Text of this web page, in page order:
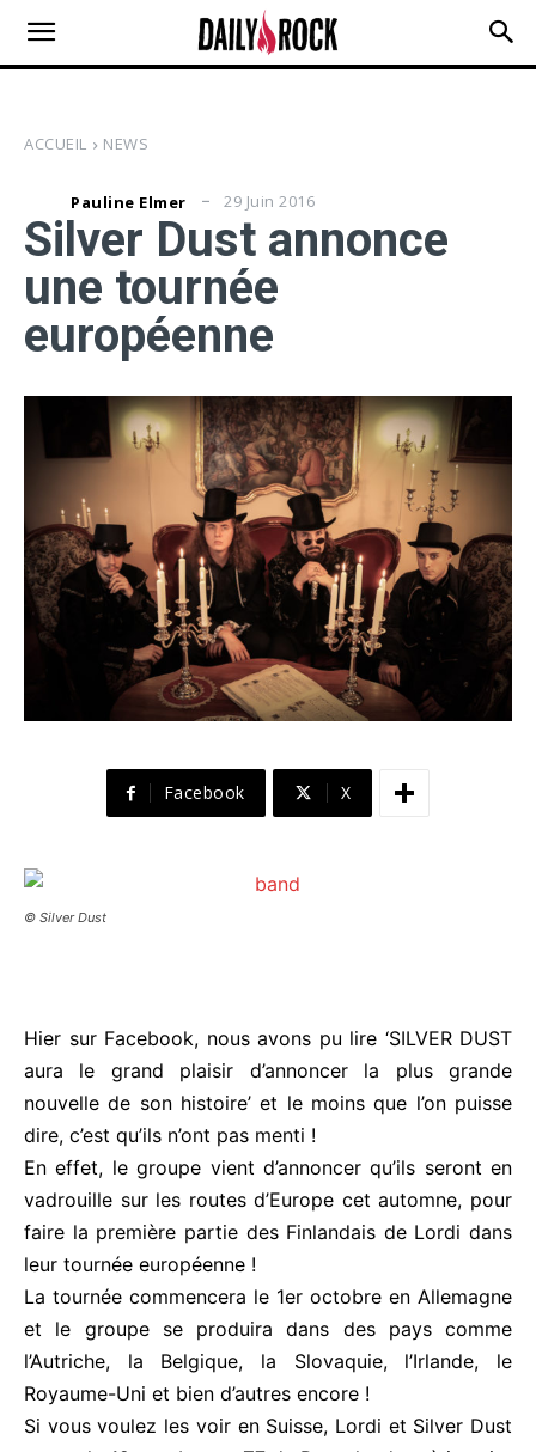
ACCUEIL NEWS
Pauline Elmer 29 Juin 2016
Silver Dust annonce
une tournée
européenne
Facebook X
© Silver Dust
Hier sur Facebook, nous avons pu lire ‘SILVER DUST
aura le grand plaisir d’annoncer la plus grande
nouvelle de son histoire’ et le moins que l’on puisse
dire, c’est qu’ils n’ont pas menti !
En effet, le groupe vient d’annoncer qu’ils seront en
vadrouille sur les routes d’Europe cet automne, pour
faire la première partie des Finlandais de Lordi dans
leur tournée européenne !
La tournée commencera le 1er octobre en Allemagne
et le groupe se produira dans des pays comme
l’Autriche, la Belgique, la Slovaquie, l’Irlande, le
Royaume-Uni et bien d’autres encore !
Si vous voulez les voir en Suisse, Lordi et Silver Dust